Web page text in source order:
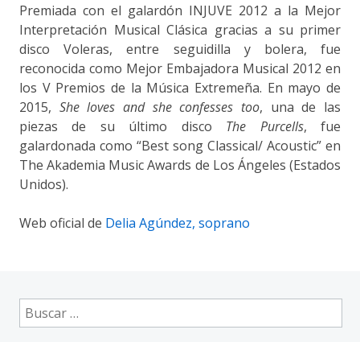
Premiada con el galardón INJUVE 2012 a la Mejor
Interpretación Musical Clásica gracias a su primer
disco Voleras, entre seguidilla y bolera, fue
reconocida como Mejor Embajadora Musical 2012 en
los V Premios de la Música Extremeña. En mayo de
2015, She loves and she confesses too, una de las
piezas de su último disco The Purcells, fue
galardonada como “Best song Classical/ Acoustic” en
The Akademia Music Awards de Los Ángeles (Estados
Unidos).
Web oficial de Delia Agúndez, soprano
Buscar: